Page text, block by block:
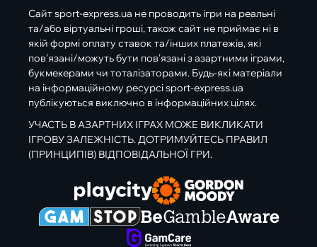
Сайт sport-express.ua не проводить ігри на реальні
та/або віртуальні гроші, також сайт не приймає ні в
якій формі оплату ставок та/інших платежів, які
пов’язані/можуть бути пов’язані з азартними іграми,
букмекерами чи тоталізаторами. Будь-які матеріали
на інформаційному ресурсі sport-express.ua
публікуються виключно в інформаційних цілях.
УЧАСТЬ В АЗАРТНИХ ІГРАХ МОЖЕ ВИКЛИКАТИ
ІГРОВУ ЗАЛЕЖНІСТЬ. ДОТРИМУЙТЕСЬ ПРАВИЛ
(ПРИНЦИПІВ) ВІДПОВІДАЛЬНОЇ ГРИ.